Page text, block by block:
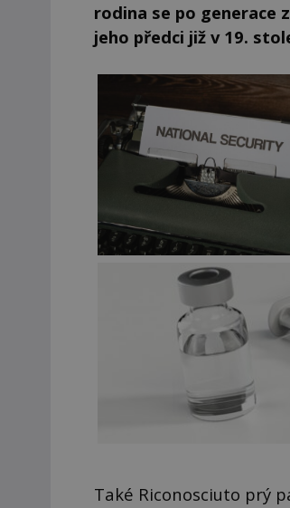
rodina se po generace
jeho předci již v 19.
Také Riconosciuto prý